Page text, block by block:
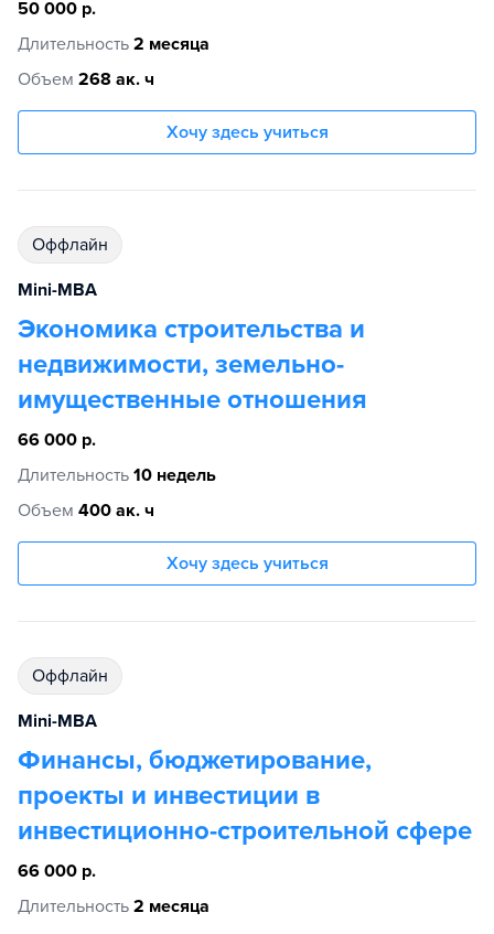
50 000 р.
Длительность 2 месяца
Объем 268 ак. ч
Хочу здесь учиться
Оффлайн
Mini-MBA
Экономика строительства и
недвижимости, земельно-
имущественные отношения
66 000 р.
Длительность 10 недель
Объем 400 ак. ч
Хочу здесь учиться
Оффлайн
Mini-MBA
Финансы, бюджетирование,
проекты и инвестиции в
инвестиционно-строительной сфере
66 000 р.
Длительность 2 месяца